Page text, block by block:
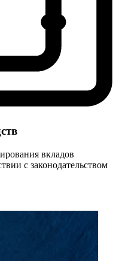
вкладов
с законодательством